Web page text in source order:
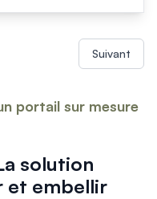
Suivant
solution
et embellir
portail sur mesure